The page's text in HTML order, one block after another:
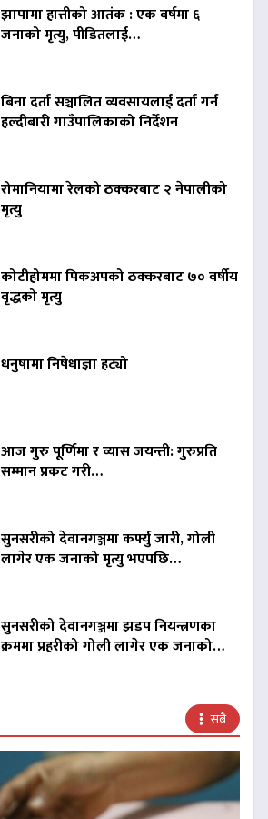
झापामा हात्तीको आतंक : एक वर्षमा ६
जनाको मृत्यु, पीडितलाई…
बिना दर्ता सञ्चालित व्यवसायलाई दर्ता गर्न
हल्दीबारी गाउँपालिकाको निर्देशन
रोमानियामा रेलको ठक्करबाट २ नेपालीको
मृत्यु
कोटीहोममा पिकअपको ठक्करबाट ७० वर्षीय
वृद्धको मृत्यु
धनुषामा निषेधाज्ञा हट्यो
आज गुरु पूर्णिमा र व्यास जयन्ती: गुरुप्रति
सम्मान प्रकट गरी…
सुनसरीको देवानगञ्जमा कर्फ्यु जारी, गोली
लागेर एक जनाको मृत्यु भएपछि…
सुनसरीको देवानगञ्जमा झडप नियन्त्रणका
क्रममा प्रहरीको गोली लागेर एक जनाको…
सबै